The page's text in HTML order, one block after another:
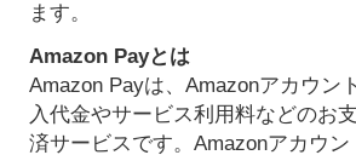
ます。
Amazon Payとは
Amazon Payは、Amazonアカウン
入代金やサービス利用料などのお
済サービスです。Amazonアカウ